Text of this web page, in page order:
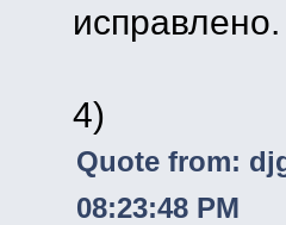
исправлено.
4)
Quote from:
08:23:48 PM